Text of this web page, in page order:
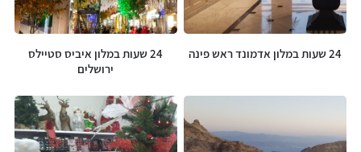
24 שעות במלון אדמונד ראש פינה
24 שעות במלון איביס סטיילס
ירושלים